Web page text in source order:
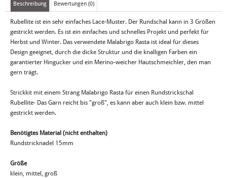
Beschreibung Bewertungen (0)
Rubellite ist ein sehr einfaches Lace-Muster. Der Rundschal kann in 3 Größen
gestrickt werden. Es ist ein einfaches und schnelles Projekt und perfekt für
Herbst und Winter. Das verwendete Malabrigo Rasta ist ideal für dieses
Design geeignet, durch die dicke Struktur und die knalligen Farben ein
garantierter Hingucker und ein Merino-weicher Hautschmeichler, den man
gern trägt.
Strickkit mit einem Strang Malabrigo Rasta für einen Rundstrickschal
Rubellite- Das Garn reicht bis "groß", es kann aber auch klein bzw. mittel
gestrickt werden.
Benötigtes Material (nicht enthalten)
Rundstricknadel 15mm
Größe
klein, mittel, groß